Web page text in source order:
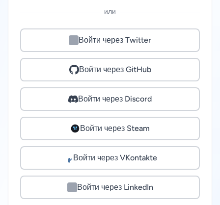
или
Войти через Twitter
Войти через GitHub
Войти через Discord
Войти через Steam
Войти через VKontakte
Войти через LinkedIn